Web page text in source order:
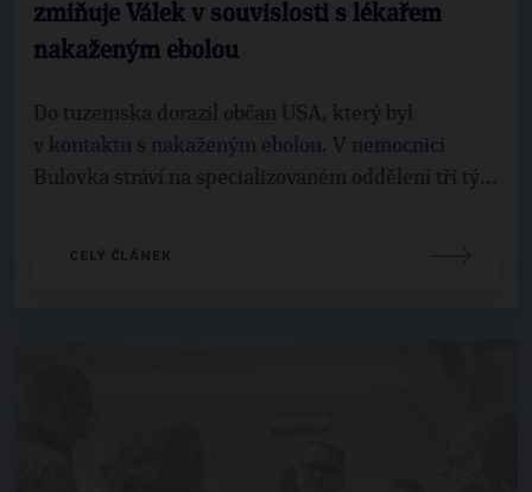
zmiňuje Válek v souvislosti s lékařem
nakaženým ebolou
Do tuzemska dorazil občan USA, který byl
v kontaktu s nakaženým ebolou. V nemocnici
Bulovka stráví na specializovaném oddělení tři tý...
CELÝ ČLÁNEK